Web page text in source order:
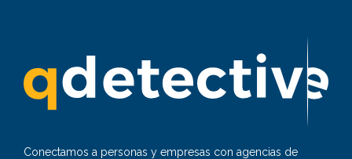
Conectamos a personas y empresas con agencias de